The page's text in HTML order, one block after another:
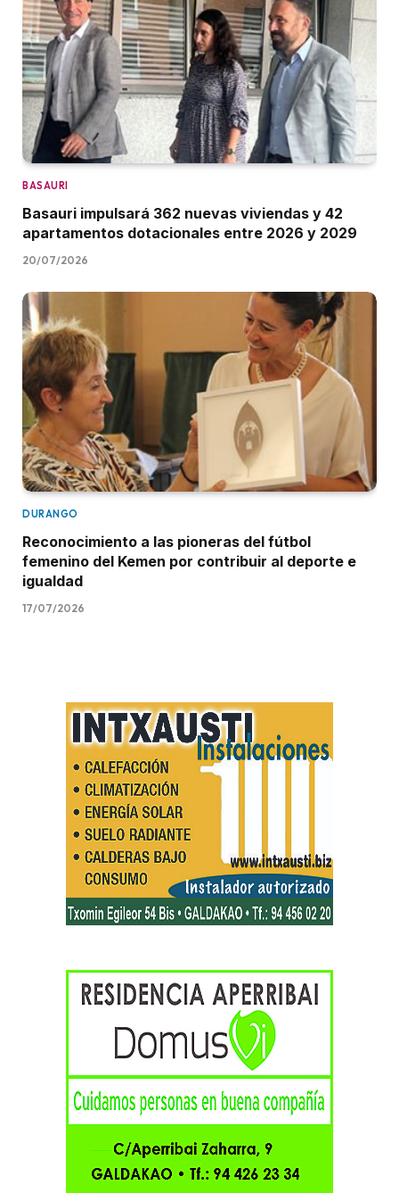
BASAURI
Basauri impulsará 362 nuevas viviendas y 42
apartamentos dotacionales entre 2026 y 2029
20/07/2026
DURANGO
Reconocimiento a las pioneras del fútbol
femenino del Kemen por contribuir al deporte e
igualdad
17/07/2026